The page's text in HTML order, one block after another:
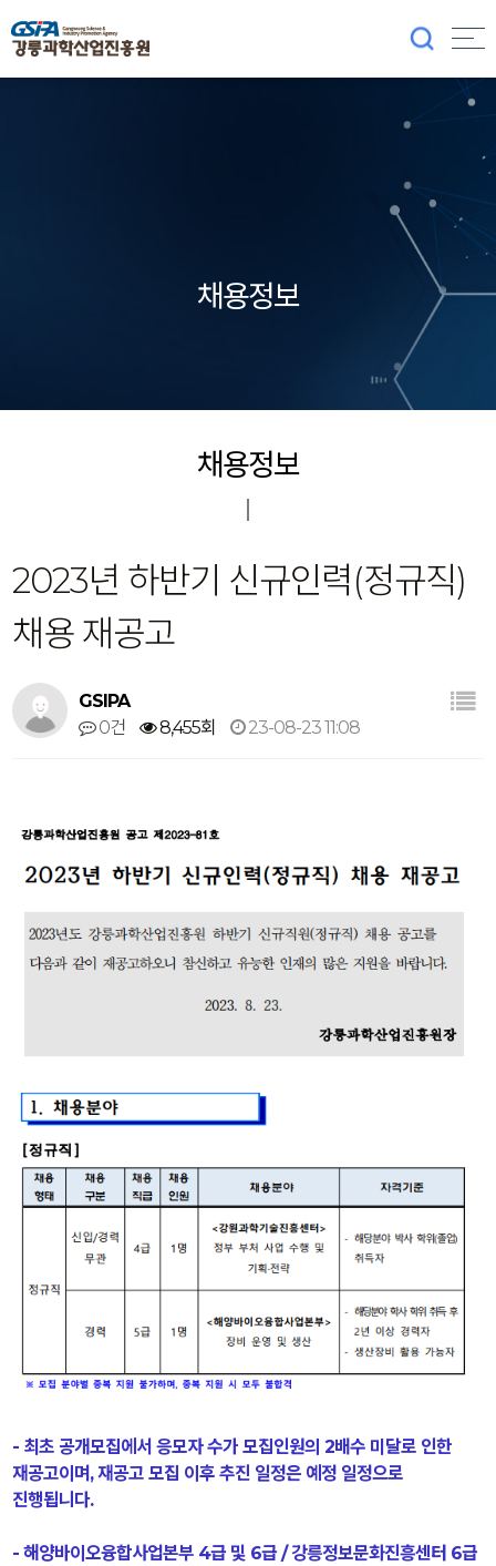
채용정보
채용정보
2023년 하반기 신규인력(정규직)
채용 재공고
GSIPA
0건
8,455회 23-08-23 11:08
- 최초 공개모집에서 응모자 수가 모집인원의 2배수 미달로 인한
재공고이며, 재공고 모집 이후 추진 일정은 예정 일정으로
진행됩니다.
- 해양바이오융합사업본부 4급 및 6급 / 강릉정보문화진흥센터 6급